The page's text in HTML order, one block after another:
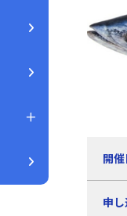
開
申